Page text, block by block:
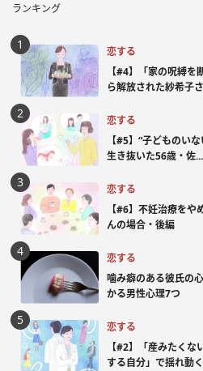
ランキング
恋する
【#4】「家の呪縛
ら解放された紗希子
恋する
【#5】“子どものい
生き抜いた56歳・佐...
恋する
【#6】不妊治療を
んの場合・後編
恋する
噛み癖のある彼氏の
かる男性心理7つ
恋する
【#2】「産みたく
する自分」で揺れ動